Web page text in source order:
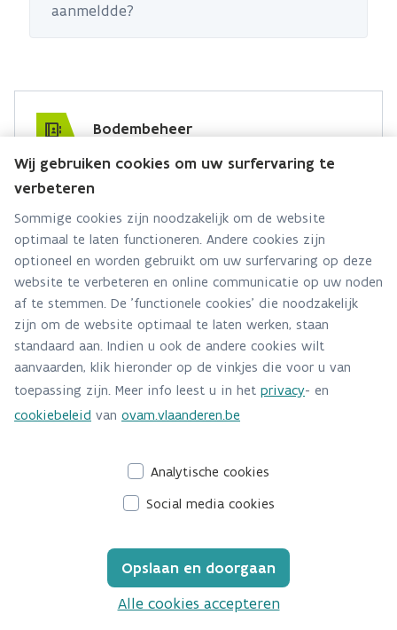
aanmeldde?
Bodembeheer
Hebt u een vraag voor dit team? Stel ze hier:
Via contact formulier
Alle contactgegevens
Adres
Stationsstraat 110
2800 Mechelen
Route en bereikbaarheid
Telefoon
015/284 458
Wij gebruiken cookies om uw surfervaring te
verbeteren
Sommige cookies zijn noodzakelijk om de website
optimaal te laten functioneren. Andere cookies zijn
optioneel en worden gebruikt om uw surfervaring op deze
website te verbeteren en online communicatie op uw noden
af te stemmen. De 'functionele cookies' die noodzakelijk
zijn om de website optimaal te laten werken, staan
standaard aan. Indien u ook de andere cookies wilt
aanvaarden, klik hieronder op de vinkjes die voor u van
toepassing zijn. Meer info leest u in het privacy- en
cookiebeleid van ovam.vlaanderen.be
Analytische cookies
Social media cookies
Opslaan en doorgaan
Alle cookies accepteren